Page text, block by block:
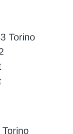
Torino